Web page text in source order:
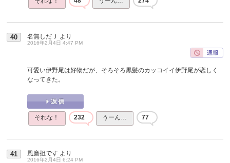
40 名無しだＪ より
2016年2月4日 4:47 PM
可愛い伊野尾は好物だが、そろそろ黒髪のカッコイイ伊野尾が恋しく
なってきた。
それな！ 232 うーん… 77
41 風磨担です より
2016年2月4日 6:24 PM